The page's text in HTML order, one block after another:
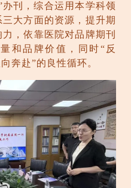
办刊，综合运用本学科领
大方面的资源，提升期
，依靠医院对品牌期刊
和品牌价值，同时“反
奔赴”的良性循环。